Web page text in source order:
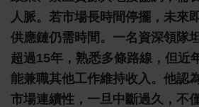
人脈。若市場長時間停擺，未來
供應鏈仍需時間。一名資深領隊
超過15年，熟悉多條路線，但近
能兼職其他工作維持收入。他認
市場連續性，一旦中斷過久，不